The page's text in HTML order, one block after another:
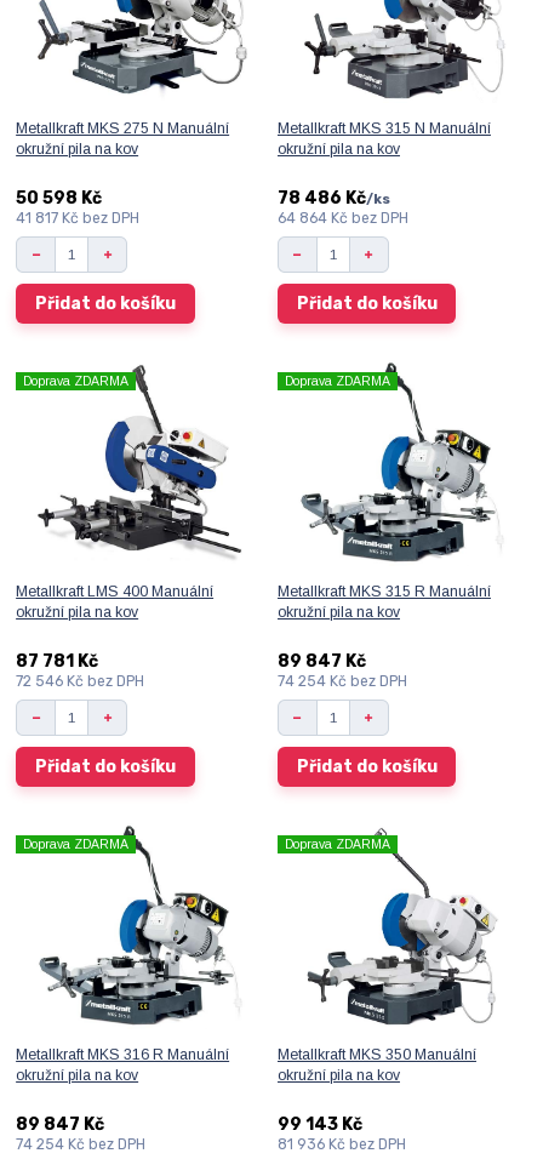
Metallkraft MKS 275 N Manuální
okružní pila na kov
50 598 Kč
41 817 Kč bez DPH
Přidat do košíku
Metallkraft MKS 315 N Manuální
okružní pila na kov
78 486 Kč/ks
64 864 Kč bez DPH
Přidat do košíku
Doprava ZDARMA
Metallkraft LMS 400 Manuální
okružní pila na kov
87 781 Kč
72 546 Kč bez DPH
Přidat do košíku
Doprava ZDARMA
Metallkraft MKS 315 R Manuální
okružní pila na kov
89 847 Kč
74 254 Kč bez DPH
Přidat do košíku
Doprava ZDARMA
Metallkraft MKS 316 R Manuální
okružní pila na kov
89 847 Kč
74 254 Kč bez DPH
Doprava ZDARMA
Metallkraft MKS 350 Manuální
okružní pila na kov
99 143 Kč
81 936 Kč bez DPH